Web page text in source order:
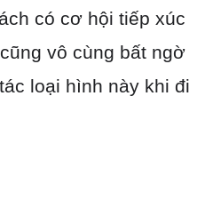
có cơ hội tiếp xúc
vô cùng bất ngờ
loại hình này khi đi